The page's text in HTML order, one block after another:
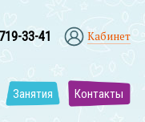
33-41 Кабинет
Занятия Контакты